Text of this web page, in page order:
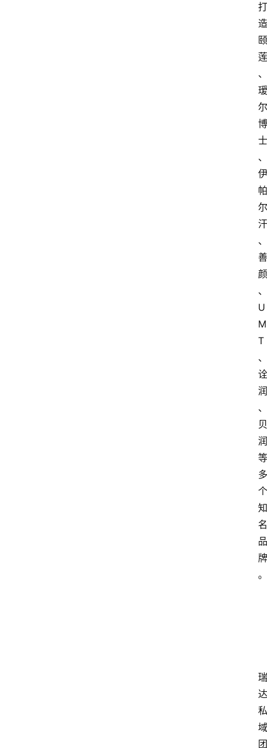
打
造
颐
莲
、
瑷
尔
博
士
、
伊
帕
尔
汗
、
善
颜
、
U
M
T
、
诠
润
、
贝
润
等
多
个
知
名
品
牌
。
瑞
达
私
域
团